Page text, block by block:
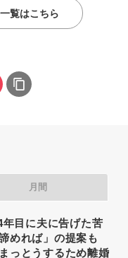
覧はこちら
月間
目に夫に告げた苦
めれば」の提案も
っとうするため離婚